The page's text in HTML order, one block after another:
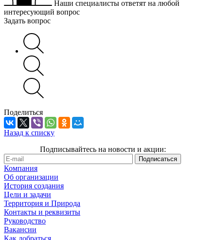
Наши специалисты ответят на любой
интересующий вопрос
Задать вопрос
Поделиться
Назад к списку
Подписывайтесь на новости и акции:
Компания
Об организации
История создания
Цели и задачи
Территория и Природа
Контакты и реквизиты
Руководство
Вакансии
Как добраться